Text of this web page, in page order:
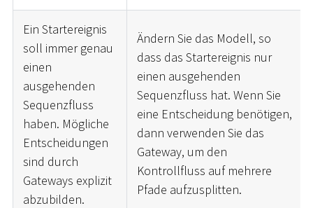
Ein Startereignis
soll immer genau
einen
ausgehenden
Sequenzfluss
haben. Mögliche
Entscheidungen
sind durch
Gateways explizit
abzubilden.
Ändern Sie das Modell, so
dass das Startereignis nur
einen ausgehenden
Sequenzfluss hat. Wenn Sie
eine Entscheidung benötigen,
dann verwenden Sie das
Gateway, um den
Kontrollfluss auf mehrere
Pfade aufzusplitten.